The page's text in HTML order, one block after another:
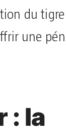
du
une
: la